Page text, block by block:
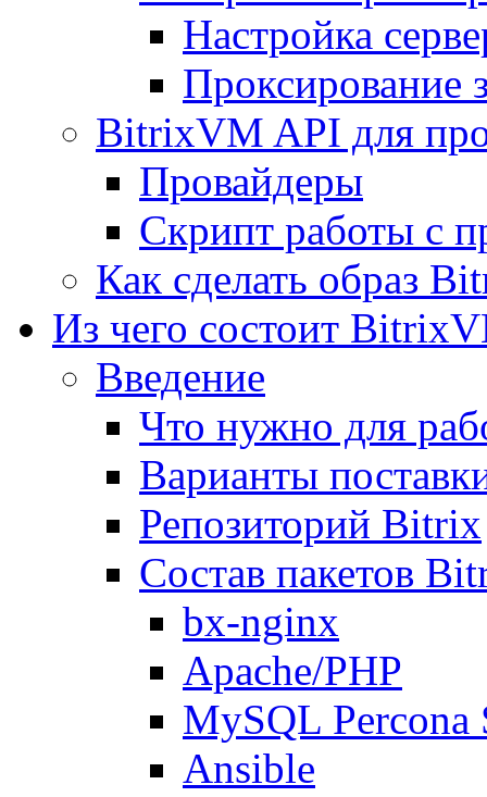
Настройка
Проксирование
BitrixVM API для
Провайдеры
Скрипт работы с
Как сделать образ
Из чего состоит
Введение
Что нужно для
Варианты
Репозиторий Bitrix
Состав пакетов
bx-nginx
Apache/PHP
MySQL Percona
Ansible